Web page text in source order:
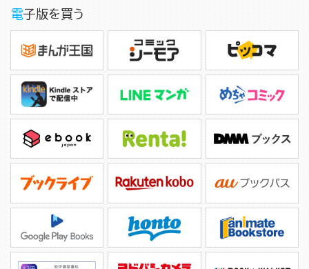
電子版を買う